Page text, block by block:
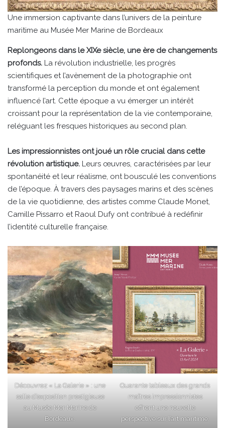
Une immersion captivante dans l’univers de la peinture
maritime au Musée Mer Marine de Bordeaux
Replongeons dans le XIXe siècle, une ère de changements
profonds. La révolution industrielle, les progrès
scientifiques et l’avènement de la photographie ont
transformé la perception du monde et ont également
influencé l’art. Cette époque a vu émerger un intérêt
croissant pour la représentation de la vie contemporaine,
reléguant les fresques historiques au second plan.
Les impressionnistes ont joué un rôle crucial dans cette
révolution artistique. Leurs œuvres, caractérisées par leur
spontanéité et leur réalisme, ont bousculé les conventions
de l’époque. À travers des paysages marins et des scènes
de la vie quotidienne, des artistes comme Claude Monet,
Camille Pissarro et Raoul Dufy ont contribué à redéfinir
l’identité culturelle française.
Découvrez « La Galerie » : une
salle d’exposition prestigieuse
au Musée Mer Marine de
Bordeaux.
Quarante tableaux des grands
maîtres impressionnistes
offrent une nouvelle
perspective sur l’art maritime.